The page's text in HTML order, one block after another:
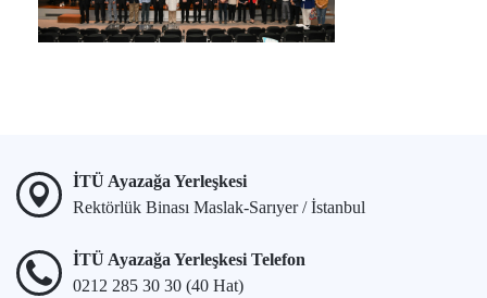
İTÜ Ayazağa Yerleşkesi
Rektörlük Binası Maslak-Sarıyer / İstanbul
İTÜ Ayazağa Yerleşkesi Telefon
0212 285 30 30 (40 Hat)